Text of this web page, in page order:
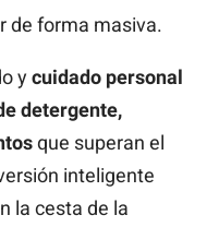
de forma masiva.
y cuidado personal
detergente,
que superan el
inteligente
la cesta de la